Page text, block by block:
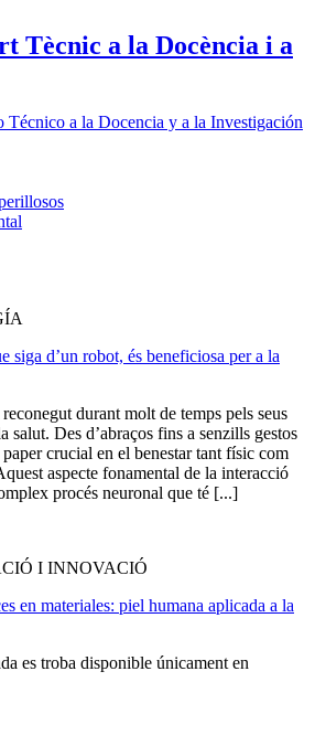
Tècnic a la Docència i a
Técnico a la Docencia y a la Investigación
siga d’un robot, és beneficiosa per a la
durant molt de temps pels seus
salut. Des d’abraços fins a senzills gestos
crucial en el benestar tant físic com
aspecte fonamental de la interacció
procés neuronal que té [...]
I INNOVACIÓ
en materiales: piel humana aplicada a la
es troba disponible únicament en